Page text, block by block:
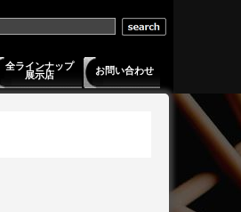
全ラインナップ
展示店
お問い合わせ